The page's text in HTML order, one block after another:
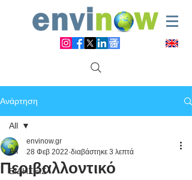
Ανάρτηση
All
ΕΙΔΗΣΕΙΣ
All
Περιβαλλοντικό
envinow.gr
28 Φεβ 2022 διαβάστηκε 3 λεπτά